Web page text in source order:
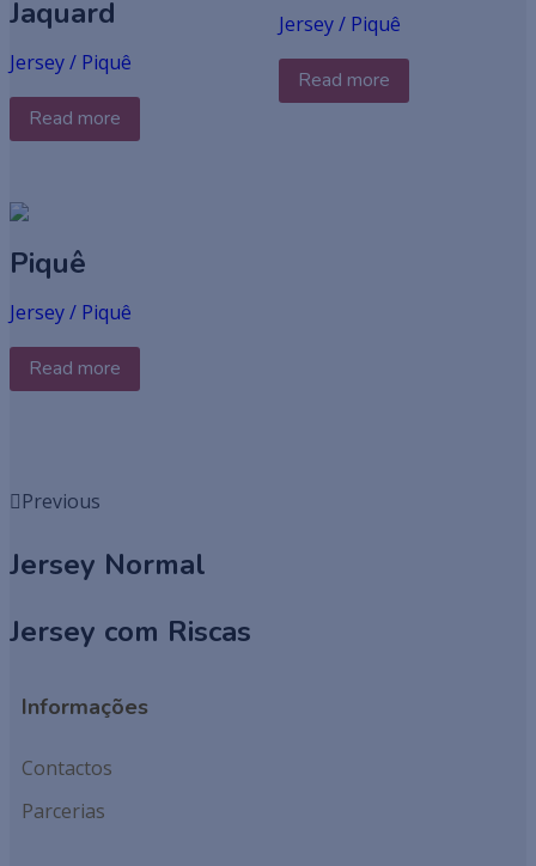
Jaquard
Jersey / Piquê
Read more
Jersey / Piquê
Read more
Piquê
Jersey / Piquê
Read more
Previous
Jersey Normal
Jersey com Riscas
Informações
Contactos
Parcerias